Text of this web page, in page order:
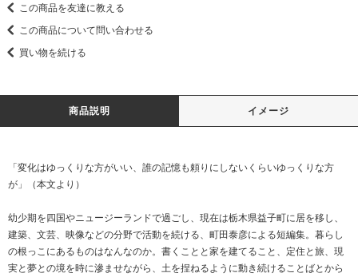
この商品を友達に教える
この商品について問い合わせる
買い物を続ける
商品説明 イメージ
「変化はゆっくりな方がいい、誰の記憶も頼りにしないくらいゆっくりな方
が」（本文より）
幼少期を四国やニュージーランドで過ごし、現在は栃木県益子町に居を移し、
建築、文芸、映像などの分野で活動を続ける、町田泰彦による短編集。暮らし
の根っこにあるものはなんなのか。書くことと家を建てること、定住と旅、現
実と夢との境を時に滲ませながら、土を捏ねるように動き続けることばとから